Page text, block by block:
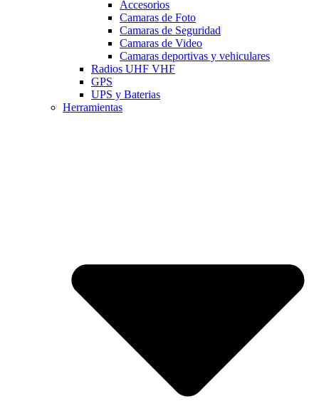
Accesorios
Camaras de Foto
Camaras de Seguridad
Camaras de Video
Camaras deportivas y vehiculares
Radios UHF VHF
GPS
UPS y Baterias
Herramientas